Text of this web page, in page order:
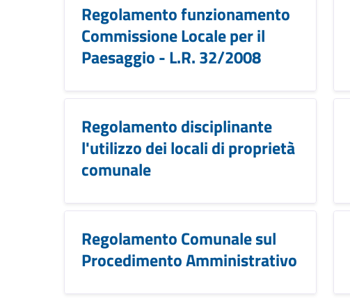
Regolamento funzionamento
Commissione Locale per il
Paesaggio - L.R. 32/2008
Regolamento disciplinante
l'utilizzo dei locali di proprietà
comunale
Regolamento Comunale sul
Procedimento Amministrativo